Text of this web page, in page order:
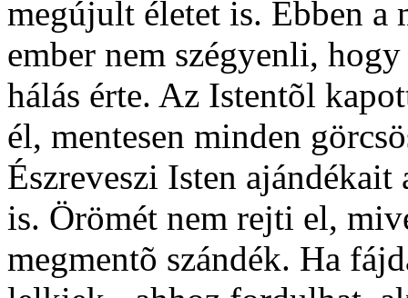
megújult életet is. Ebben
ember nem szégyenli,
hálás érte. Az Istentõl
él, mentesen minden
Észreveszi Isten
is. Örömét nem rejti el,
megmentõ szándék. Ha